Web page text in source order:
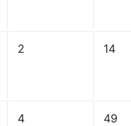
2 14
4 49